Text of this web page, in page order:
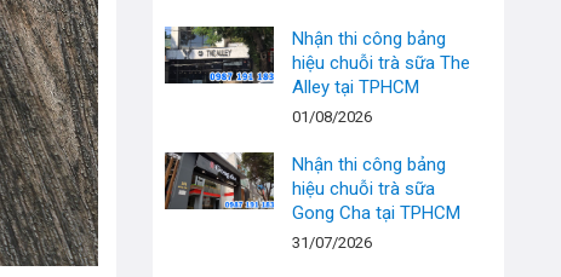
Nhận thi công bảng
hiệu chuỗi trà sữa The
Alley tại TPHCM
01/08/2026
Nhận thi công bảng
hiệu chuỗi trà sữa
Gong Cha tại TPHCM
31/07/2026